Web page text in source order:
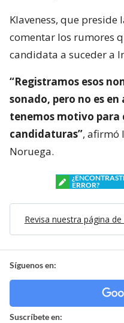
Klaveness, que preside
comentar los rumores
candidata a suceder a
“Registramos esos
sonado, pero no es
tenemos motivo para
candidaturas”, afirmó
Noruega.
ERROR?
Revisa nuestra página
Síguenos en:
Suscríbete en: